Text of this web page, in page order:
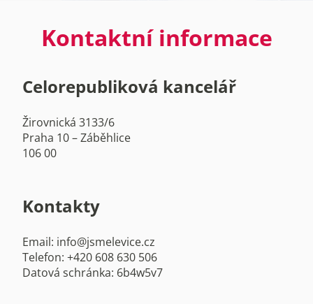
Kontaktní informace
Celorepubliková kancelář
Žirovnická 3133/6
Praha 10 – Záběhlice
106 00
Kontakty
Email: info@jsmelevice.cz
Telefon: +420 608 630 506
Datová schránka: 6b4w5v7